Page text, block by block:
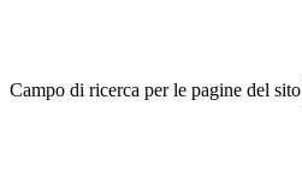
Campo di ricerca per le pagine del sito